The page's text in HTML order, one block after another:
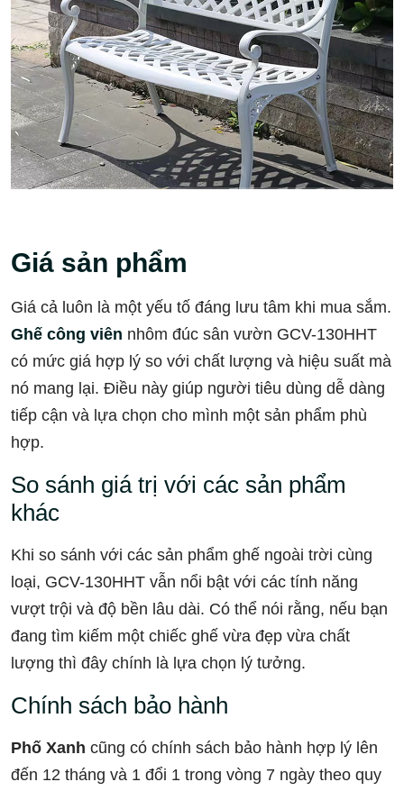
Giá sản phẩm
Giá cả luôn là một yếu tố đáng lưu tâm khi mua sắm.
Ghế công viên nhôm đúc sân vườn GCV-130HHT
có mức giá hợp lý so với chất lượng và hiệu suất mà
nó mang lại. Điều này giúp người tiêu dùng dễ dàng
tiếp cận và lựa chọn cho mình một sản phẩm phù
hợp.
So sánh giá trị với các sản phẩm
khác
Khi so sánh với các sản phẩm ghế ngoài trời cùng
loại, GCV-130HHT vẫn nổi bật với các tính năng
vượt trội và độ bền lâu dài. Có thể nói rằng, nếu bạn
đang tìm kiếm một chiếc ghế vừa đẹp vừa chất
lượng thì đây chính là lựa chọn lý tưởng.
Chính sách bảo hành
Phố Xanh cũng có chính sách bảo hành hợp lý lên
đến 12 tháng và 1 đổi 1 trong vòng 7 ngày theo quy